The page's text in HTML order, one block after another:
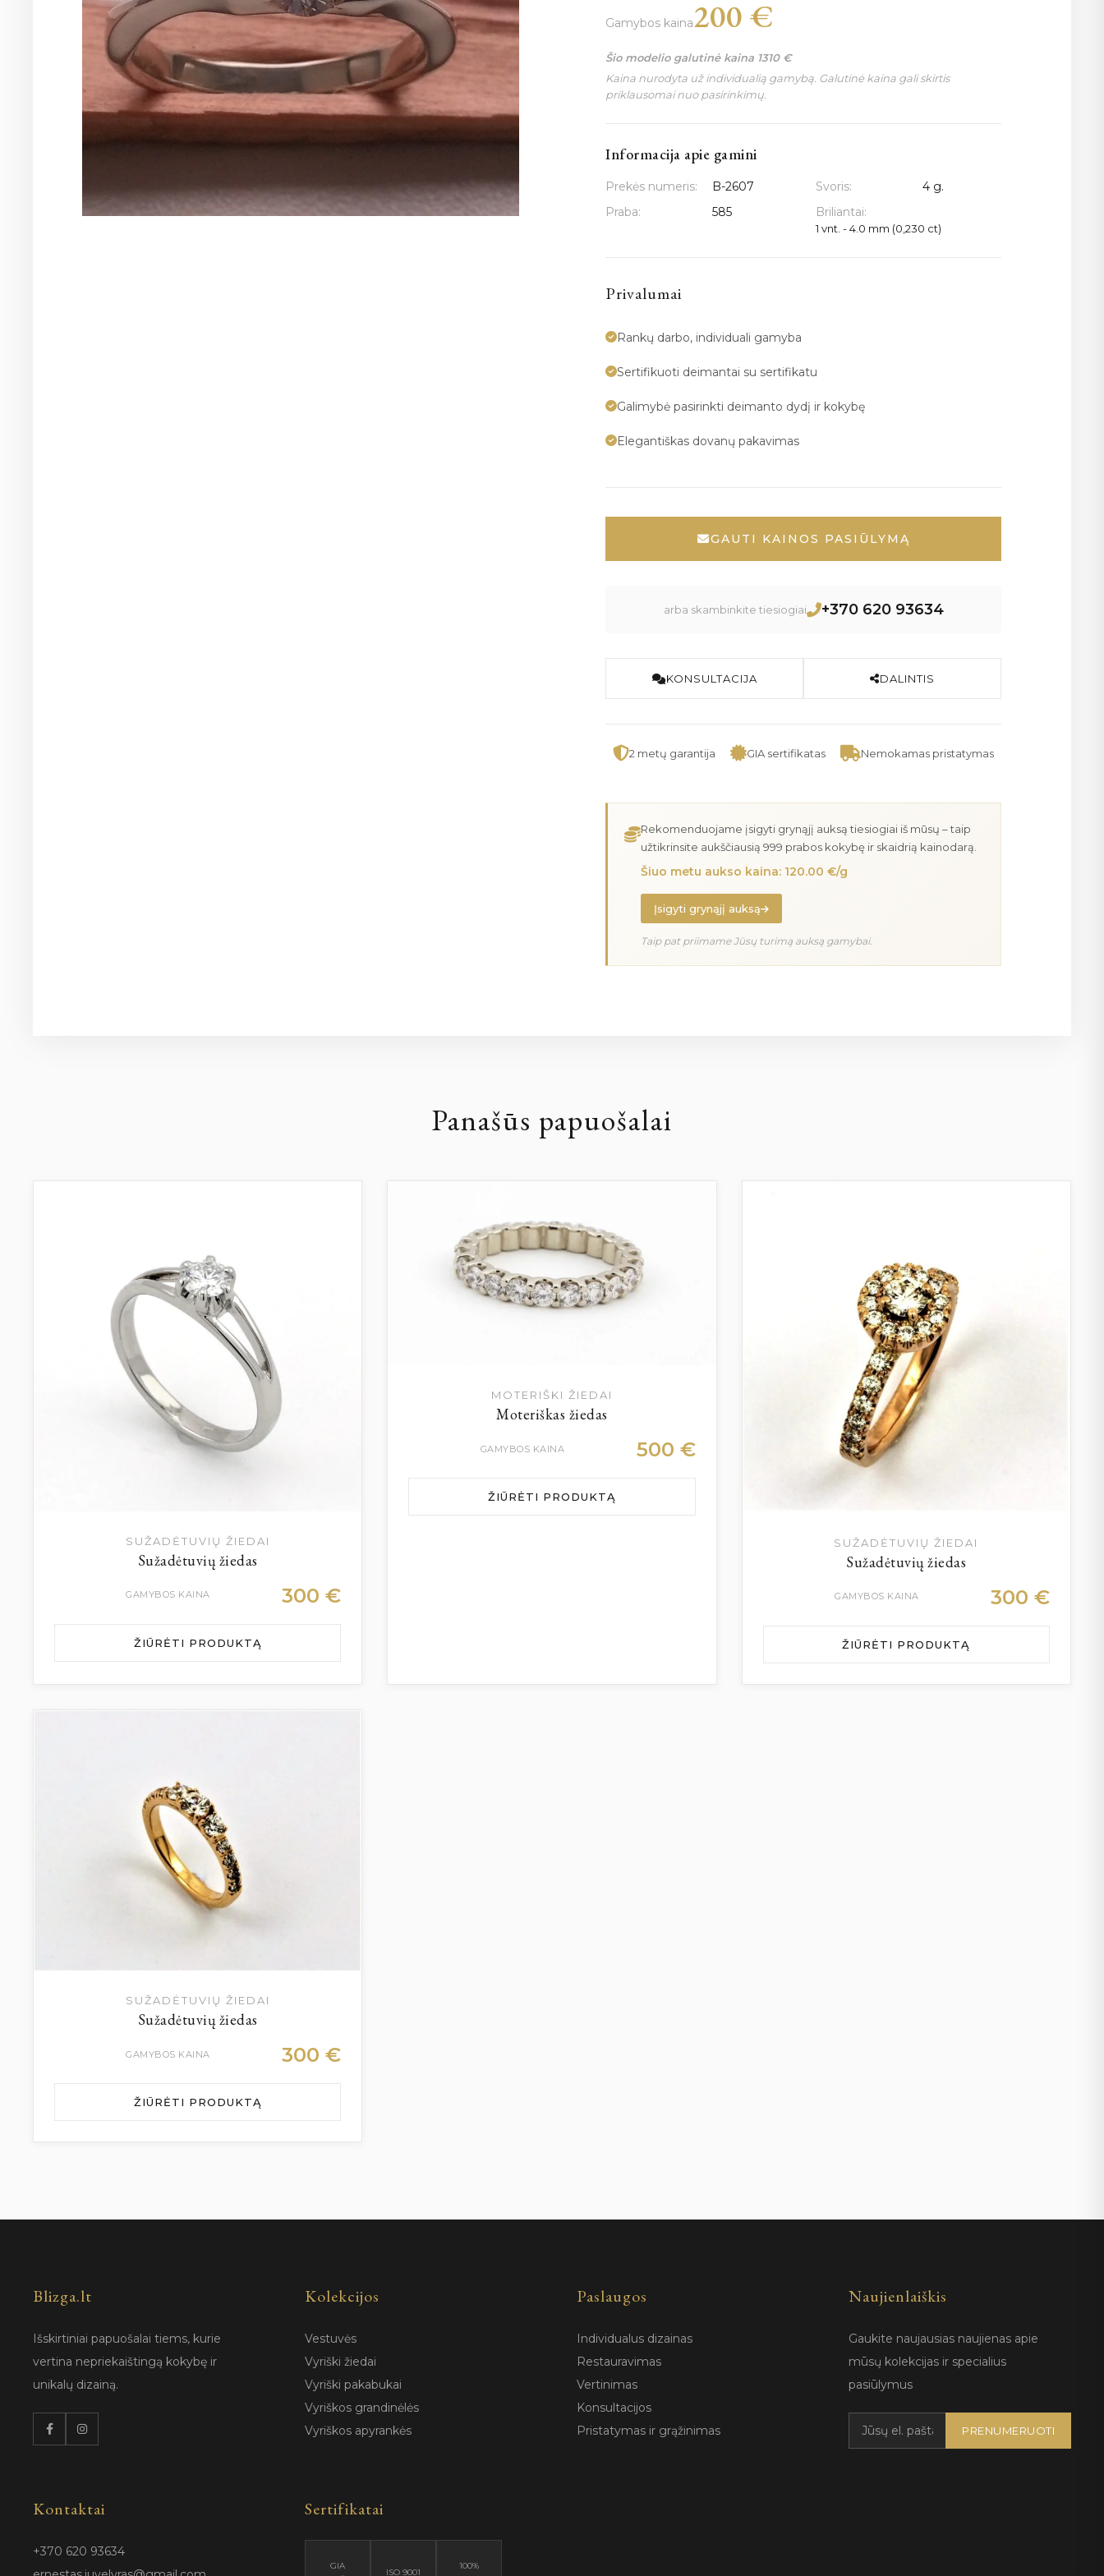
Gamybos kaina200 €
Šio modelio galutinė kaina 1310 €
Kaina nurodyta už individualią gamybą. Galutinė kaina gali skirtis
priklausomai nuo pasirinkimų.
Informacija apie gamini
Prekės numeris: B-2607 Svoris:
4 g.
Praba:
585 Briliantai:
1 vnt. - 4.0 mm (0,230 ct)
Privalumai
Rankų darbo, individuali gamyba
Sertifikuoti deimantai su sertifikatu
Galimybė pasirinkti deimanto dydį ir kokybę
Elegantiškas dovanų pakavimas
GAUTI KAINOS PASIŪLYMĄ
arba skambinkite tiesiogiai +370 620 93634
KONSULTACIJA DALINTIS
2 metų garantija GIA sertifikatas Nemokamas pristatymas
Rekomenduojame įsigyti grynąjį auksą tiesiogiai iš mūsų – taip
užtikrinsite aukščiausią 999 prabos kokybę ir skaidrią kainodarą.
Šiuo metu aukso kaina: 120.00 €/g
Įsigyti grynąjį auksą
Taip pat priimame Jūsų turimą auksą gamybai.
Panašūs papuošalai
SUŽADĖTUVIŲ ŽIEDAI
Sužadėtuvių žiedas
GAMYBOS KAINA 300€
ŽIŪRĖTI PRODUKTĄ
MOTERIŠKI ŽIEDAI
Moteriškas žiedas
GAMYBOS KAINA 500 €
ŽIŪRĖTI PRODUKTĄ
SUŽADĖTUVIŲ ŽIEDAI
Sužadėtuvių žiedas
GAMYBOS KAINA 300 €
ŽIŪRĖTI PRODUKTĄ
SUŽADĖTUVIŲ ŽIEDAI
Sužadėtuvių žiedas
GAMYBOS KAINA 300€
ŽIŪRĖTI PRODUKTĄ
Blizga.lt
Išskirtiniai papuošalai tiems, kurie
vertina nepriekaištingą kokybę ir
unikalų dizainą.
Kolekcijos
Vestuvės
Vyriški žiedai
Vyriški pakabukai
Vyriškos grandinėlės
Vyriškos apyrankės
Paslaugos
Individualus dizainas
Restauravimas
Vertinimas
Konsultacijos
Pristatymas ir grąžinimas
Naujienlaiškis
Gaukite naujausias naujienas apie
mūsų kolekcijas ir specialius
pasiūlymus
PRENUMERUOTI
Kontaktai
+370 620 93634
Sertifikatai
GIA
ISO 9001
100%